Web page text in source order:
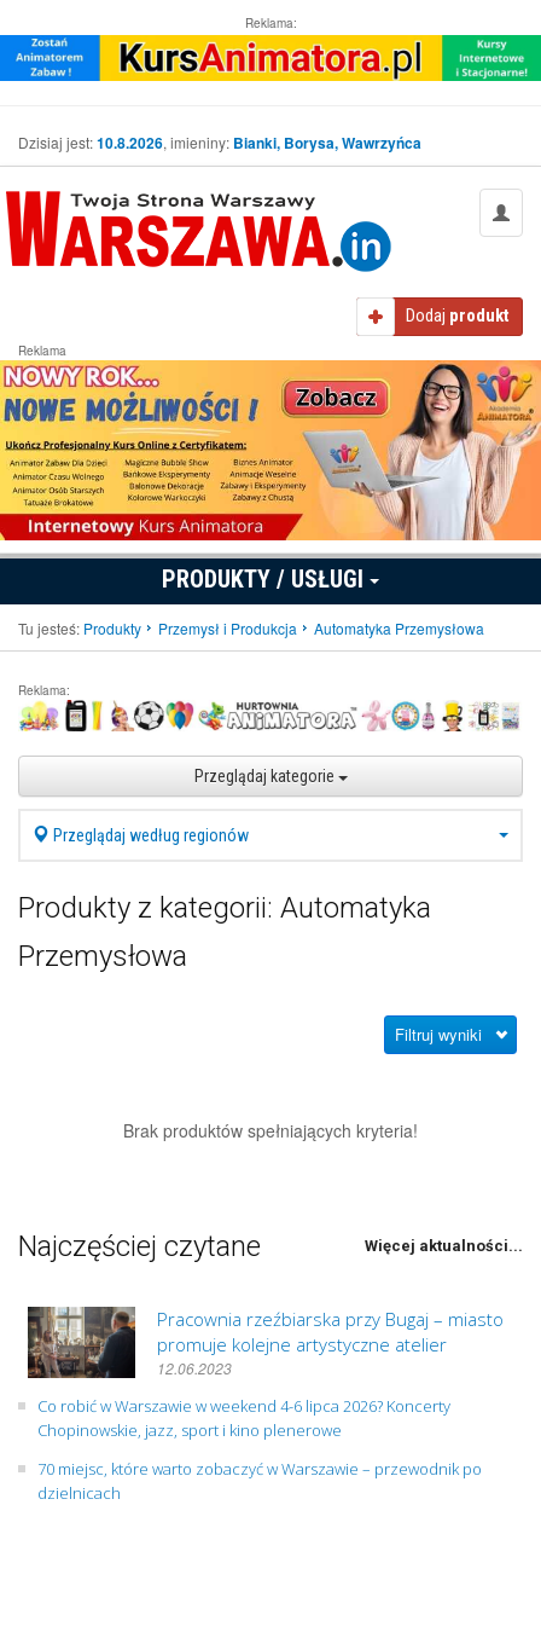
Reklama:
Dzisiaj jest:10.8.2026, imieniny: Bianki, Borysa, Wawrzyńca
Dodaj produkt
Reklama
PRODUKTY / USŁUGI
Tu jesteś: Produkty Przemysł i Produkcja Automatyka Przemysłowa
Reklama:
Przeglądaj kategorie
Przeglądaj według regionów
Produkty z kategorii: Automatyka
Przemysłowa
Filtruj wyniki
Brak produktów spełniających kryteria!
Najczęściej czytane Więcej aktualności...
Pracownia rzeźbiarska przy Bugaj – miasto
promuje kolejne artystyczne atelier
12.06.2023
Co robić w Warszawie w weekend 4-6 lipca 2026? Koncerty
Chopinowskie, jazz, sport i kino plenerowe
70 miejsc, które warto zobaczyć w Warszawie – przewodnik po
dzielnicach